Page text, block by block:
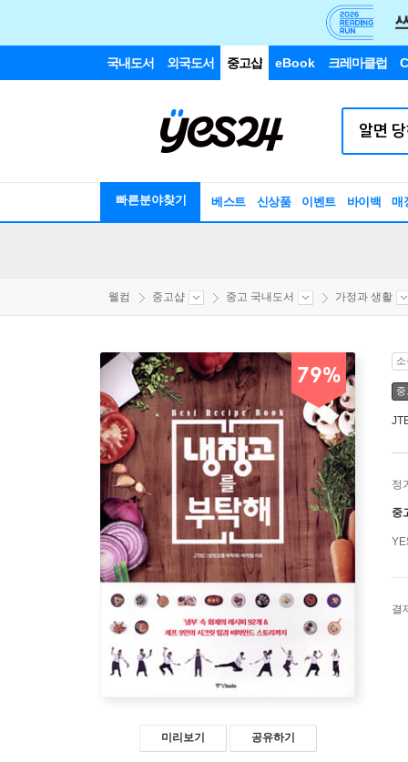
국내도서 외국도서 중고샵 eBook 크레마클럽
빠른분야찾기 베스트 신상품 이벤트 바이백 매
웰컴 중고샵 중고 국내도서 가정과 생활
79%
미리보기 공유하기
정
중
결